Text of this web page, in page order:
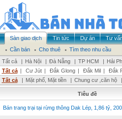
Sàn giao dịch Tin tức Dự án Tư
Cần bán
Cho thuê
Tìm theo nhu cầu
Tất cả
| Hà Nội | Đà Nẵng | TP HCM | Hải
Tất cả | Cư Jút | Đắk Glong | Đắk Mil | Đắk
Tất cả
| Mặt phố, Mặt tiền | Chung cư ,căn hộ |
Tiêu đề
Bán trang trại tại rừng thông Dak Lép, 1,86 tỷ,